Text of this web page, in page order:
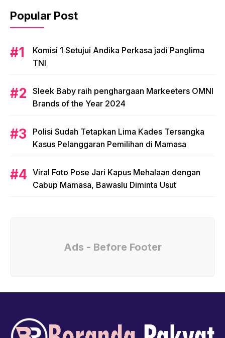
Popular Post
Komisi 1 Setujui Andika Perkasa jadi Panglima
TNI
Sleek Baby raih penghargaan Markeeters OMNI
Brands of the Year 2024
Polisi Sudah Tetapkan Lima Kades Tersangka
Kasus Pelanggaran Pemilihan di Mamasa
Viral Foto Pose Jari Kapus Mehalaan dengan
Cabup Mamasa, Bawaslu Diminta Usut
Ads - Before Footer